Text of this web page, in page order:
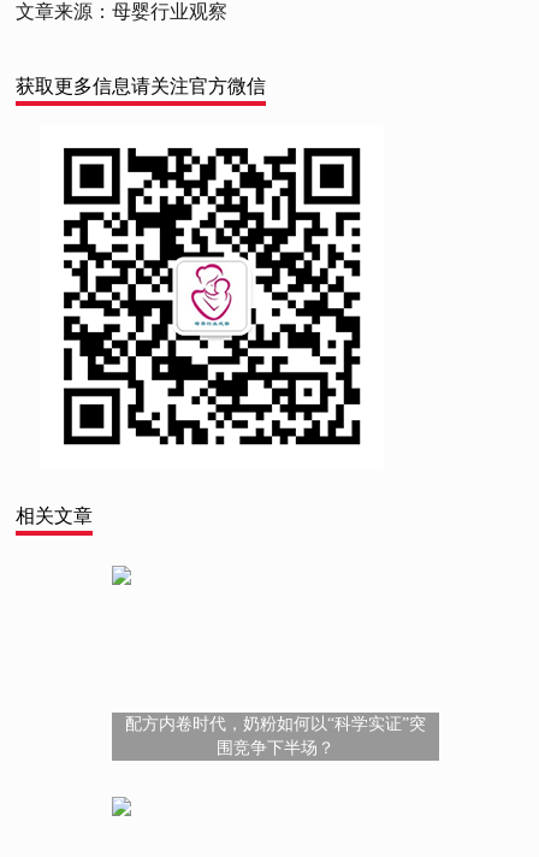
文章来源：母婴行业观察
获取更多信息请关注官方微信
相关文章
配方内卷时代，奶粉如何以“科学实证”突
围竞争下半场？